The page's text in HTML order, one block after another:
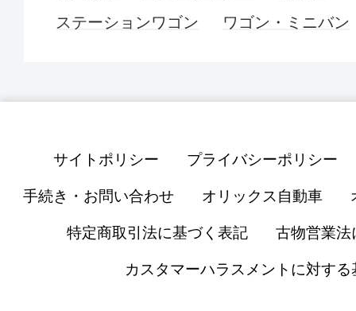
ステーションワゴン
ワゴン・ミニバン
サイトポリシー プライバシーポリシー
手続き・お問い合わせ オリックス自動車
特定商取引法に基づく表記 古物営業法
カスタマーハラスメントに対する